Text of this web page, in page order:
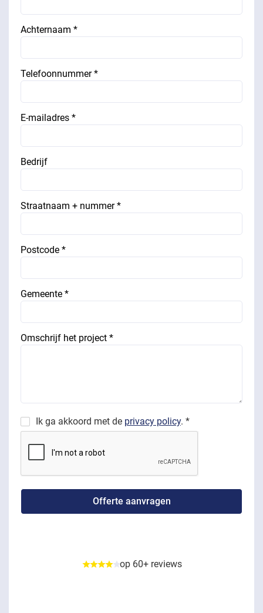
Achternaam *
Telefoonnummer *
E-mailadres *
Bedrijf
Straatnaam + nummer *
Postcode *
Gemeente *
Omschrijf het project *
Ik ga akkoord met de privacy policy. *
op 60+ reviews